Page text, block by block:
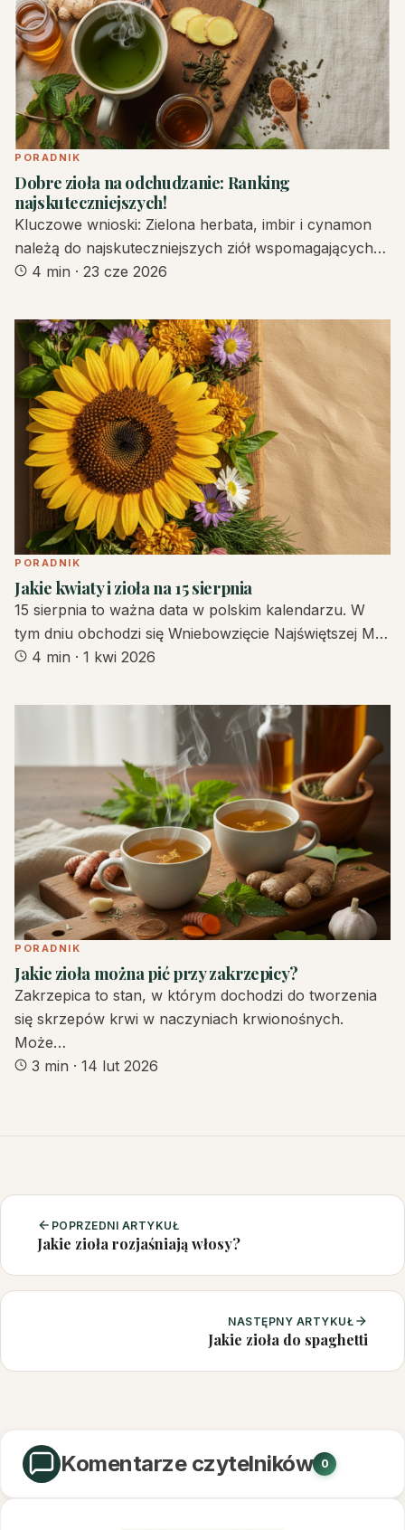
PORADNIK
Dobre zioła na odchudzanie: Ranking
najskuteczniejszych!
Kluczowe wnioski: Zielona herbata, imbir i cynamon
należą do najskuteczniejszych ziół wspomagających…
4 min · 23 cze 2026
PORADNIK
Jakie kwiaty i zioła na 15 sierpnia
15 sierpnia to ważna data w polskim kalendarzu. W
tym dniu obchodzi się Wniebowzięcie Najświętszej M…
4 min · 1 kwi 2026
PORADNIK
Jakie zioła można pić przy zakrzepicy?
Zakrzepica to stan, w którym dochodzi do tworzenia
się skrzepów krwi w naczyniach krwionośnych.
Może…
3 min · 14 lut 2026
POPRZEDNI ARTYKUŁ
Jakie zioła rozjaśniają włosy?
NASTĘPNY ARTYKUŁ
Jakie zioła do spaghetti
Komentarze czytelników 0